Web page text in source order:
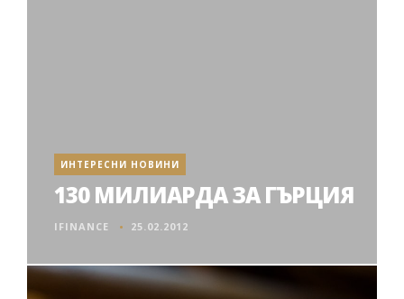
ИНТЕРЕСНИ НОВИНИ
130 МИЛИАРДА ЗА ГЪРЦИЯ
IFINANCE 25.02.2012